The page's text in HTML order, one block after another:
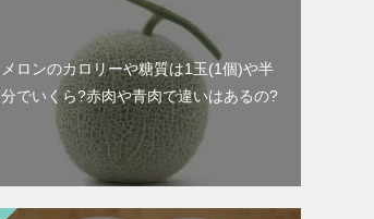
メロンのカロリーや糖質は1玉(1個)や半
分でいくら?赤肉や青肉で違いはあるの?